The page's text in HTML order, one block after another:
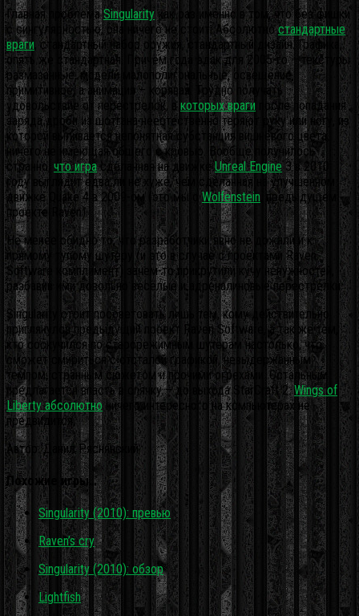
Главная проблемаSingularityкак раз именно в том, что без фишки
с сингулярностью, она ничего не стоит. Абсолютностандартные
враги , стандартный набор оружия, стандартный дизайн. Графика,
опять же стандартная. Причём года эдак для 2005-го – текстуры
размазанные, модели малополигональные, освещение
примитивное, а анимация – корявая. Трудно получать
удовольствие от перестрелок, вкоторых враги после попадания
заряда дроби из шотгана неестественно теряют руку или ногу, из
которой выливается непонятная субстанция вишнёвого цвета,
ничего не имеющая общего с кровью. Вообще получилось
странно, что играсделанная на движкеUnreal Engine 3 в 2010
году выглядит едва ли не хуже, чем сделанная на улучшенном
движке Quake 4 в 2009-ом (это мы оWolfenstein , предыдущем
проекте Raven).
Не менее обидно то, что разработчики явно не дожали и к
прямому тупому шутеру (и это в случае с проектами Raven
Software комплимент) зачем-то прикрутили кучу ненужностей,
разбавив ими довольно весёлые и адреналиновые перестрелки.
Singularity стоит посоветовать лишь тем, кому действительно
приглянулся предыдущий проект Raven Software, а так же тем,
кто соскучился по старорежимным шутерам настолько, что
сможет смириться с отсталой графикой, невыдержанным
темпом, странным сюжетом и прочими огрехами. Остальным
предлагается впасть в спячку – до выхода StarCraft 2:Wings of
Liberty абсолютноничего интересного на компьютерах не
предвидится.
Автор: Данил Ряснянский
Похожие игры…
Singularity (2010): превью
Raven’s cry
Singularity (2010): обзор
Lightfish